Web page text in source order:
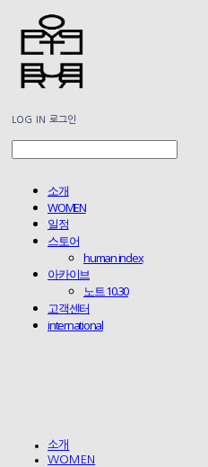
LOG IN 로그인
소개
WOMEN
일정
스토어
human index
아카이브
노트 10.30
고객센터
international
소개
WOMEN